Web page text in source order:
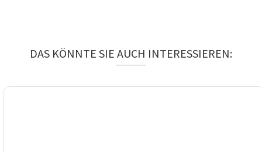
DAS KÖNNTE SIE AUCH INTERESSIEREN: